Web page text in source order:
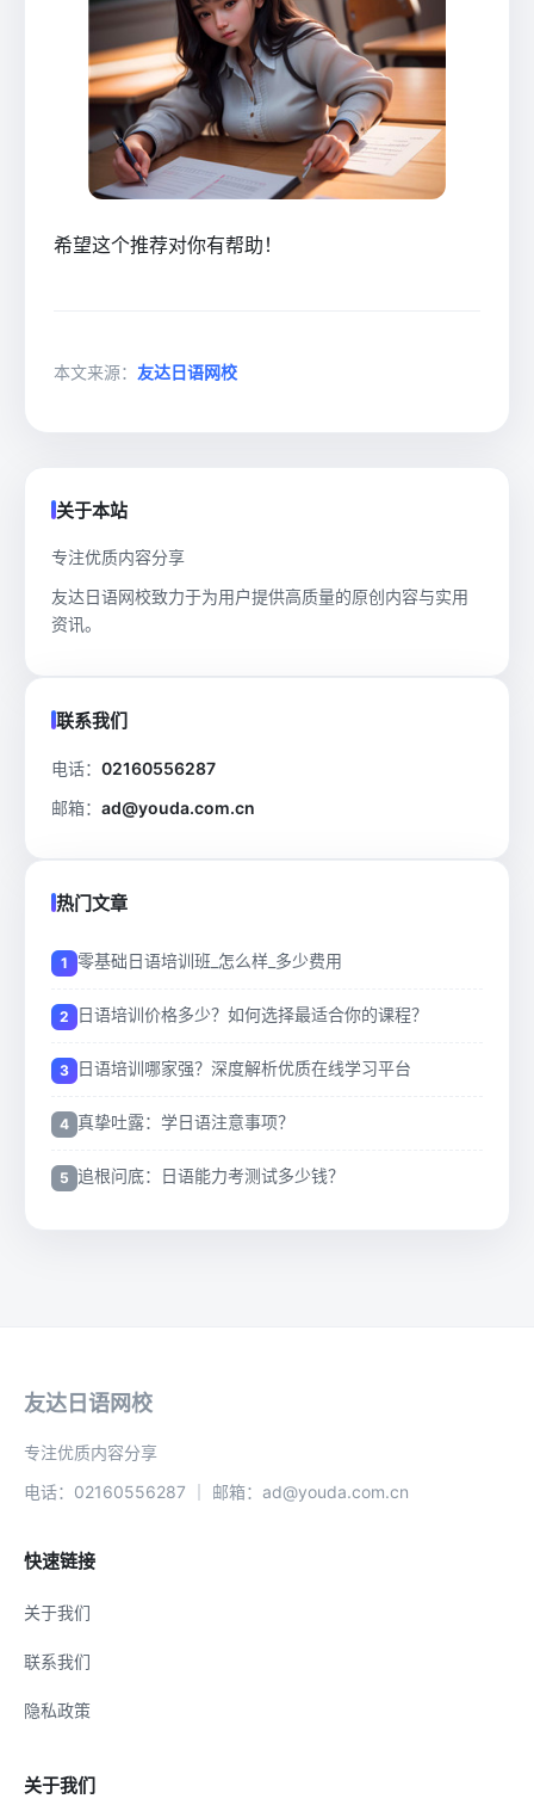
希望这个推荐对你有帮助！
本文来源： 友达日语网校
关于本站
专注优质内容分享
友达日语网校致力于为用户提供高质量的原创内容与实用
资讯。
联系我们
电话： 02160556287
邮箱： ad@youda.com.cn
热门文章
零基础日语培训班_怎么样_多少费用
日语培训价格多少？如何选择最适合你的课程？
日语培训哪家强？深度解析优质在线学习平台
真挚吐露：学日语注意事项？
追根问底：日语能力考测试多少钱？
友达日语网校
专注优质内容分享
电话：02160556287 ｜ 邮箱：ad@youda.com.cn
快速链接
关于我们
联系我们
隐私政策
关于我们